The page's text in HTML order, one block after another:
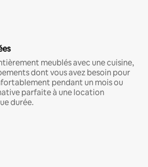
meublés avec une cuisine,
dont vous avez besoin pour
pendant un mois ou
parfaite à une location
durée.